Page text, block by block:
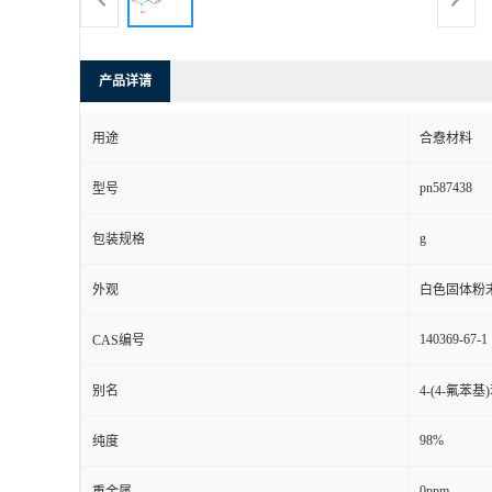
产品详请
用途 合憃材料
型号 pn587438
包装规格 g
外观 白色固体粉
CAS编号 140369-67-1
别名 4-(4-氟苯基
纯度 98%